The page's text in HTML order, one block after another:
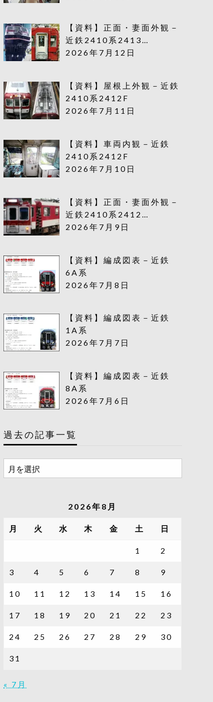
【資料】正面・妻面外観－
近鉄2410系2413…
2026年7月12日
【資料】屋根上外観－近鉄
2410系2412F
2026年7月11日
【資料】車両内観－近鉄
2410系2412F
2026年7月10日
【資料】正面・妻面外観－
近鉄2410系2412…
2026年7月9日
【資料】編成図表－近鉄
6A系
2026年7月8日
【資料】編成図表－近鉄
1A系
2026年7月7日
【資料】編成図表－近鉄
8A系
2026年7月6日
過去の記事一覧
過
去
一
2026年8月
月 火 水 木 金 土 日
1 2
3 4 5 6 7 8 9
10 11 12 13 14 15 16
17 18 19 20 21 22 23
24 25 26 27 28 29 30
31
« 7月